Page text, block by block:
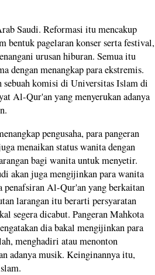
Saudi. Reformasi itu mencakup
bentuk pagelaran konser serta festival,
urusan hiburan. Semua itu
dengan menangkap para ekstremis.
komisi di Universitas Islam di
Al-Qur'an yang menyerukan adanya
pengusaha, para pangeran
menaikan status wanita dengan
bagi wanita untuk menyetir.
akan juga mengijinkan para wanita
penafsiran Al-Qur'an yang berkaitan
larangan itu berarti persyaratan
segera dicabut. Pangeran Mahkota
dia bakal mengijinkan para
menghadiri atau menonton
adanya musik. Keinginannya itu,